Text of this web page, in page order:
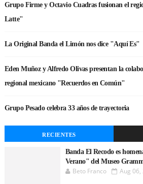
Grupo Firme y Octavio Cuadras fusionan el
Latte"
La Original Banda el Limón nos dice "Aquí Es"
Eden Muñoz y Alfredo Olivas presentan la
regional mexicano "Recuerdos en Común"
Grupo Pesado celebra 33 años de trayectoria
RECIENTES
Banda El Recodo es
Verano" del Museo
Beto Franco Aug 06,